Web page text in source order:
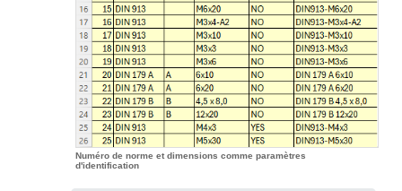
Numéro de norme et dimensions comme paramètres
d'identification